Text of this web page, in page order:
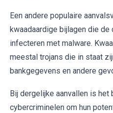
Een andere populaire
kwaadaardige bijlagen die
infecteren met malware.
meestal trojans die in staat
bankgegevens en andere
Bij dergelijke aanvallen is
cybercriminelen om hun